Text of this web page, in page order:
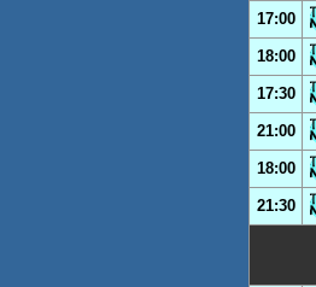
17:00
18:00
17:30
21:00
18:00
21:30